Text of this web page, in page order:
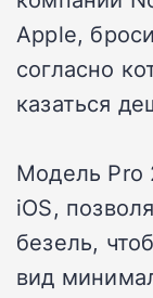
Apple,
согласно
казаться
Модель Pro
iOS,
безель,
вид